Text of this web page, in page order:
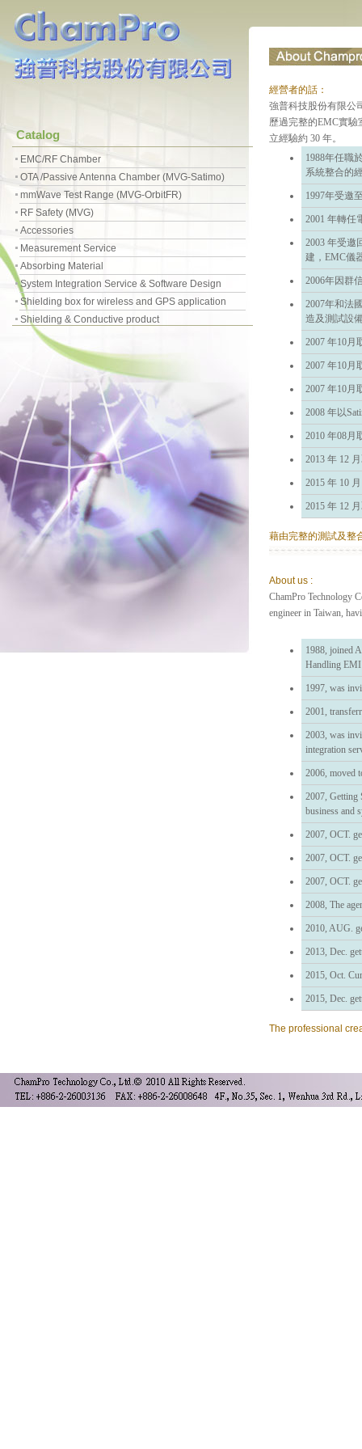
Catalog
EMC/RF Chamber
OTA /Passive Antenna Chamber (MVG-Satimo)
mmWave Test Range (MVG-OrbitFR)
RF Safety (MVG)
Accessories
Measurement Service
Absorbing Material
System Integration Service & Software Design
Shielding box for wireless and GPS application
Shielding & Conductive product
經營者的話：
強普科技股份有限公
歷過完整的EMC實驗
立經驗約 30 年。
1988年任職
系統整合的
1997年受邀
2001 年轉任
2003 年受邀
建，EMC儀
2006年因群
2007年和法
造及測試設
2007 年10月
2007 年10月
2007 年10月
2008 年以
2010 年08月
2013 年 12
2015 年 10
2015 年 12
藉由完整的測試及整
About us :
ChamPro Technology
engineer in Taiwan,
1988, joined
Handling EMI
1997, was
2001,
2003, was
integration
2006, moved
2007, Getting
business and
2007, OCT.
2007, OCT.
2007, OCT.
2008, The
2010, AUG.
2013, Dec.
2015, Oct.
2015, Dec.
The professional